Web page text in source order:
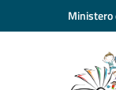
Vai ai contenuti
Vai al menu di